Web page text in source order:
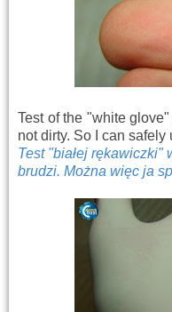
Test of the "white
not dirty. So I can safely
Test "białej rękawiczki"
brudzi. Można więc ja